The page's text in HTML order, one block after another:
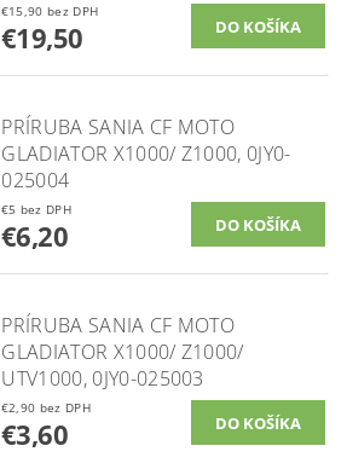
€15,90 bez DPH
€19,50
PRÍRUBA SANIA CF MOTO
GLADIATOR X1000/ Z1000, 0JY0-
025004
€5 bez DPH
€6,20
PRÍRUBA SANIA CF MOTO
GLADIATOR X1000/ Z1000/
UTV1000, 0JY0-025003
€2,90 bez DPH
€3,60